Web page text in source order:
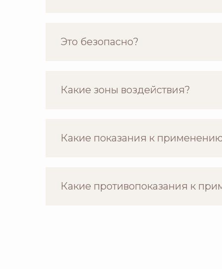
Это безопасно?
Какие зоны воздействия?
Какие показания к
Какие противопоказания к